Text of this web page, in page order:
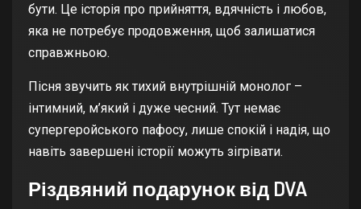
бути. Це історія про прийняття, вдячність і любов,
яка не потребує продовження, щоб залишатися
справжньою.
Пісня звучить як тихий внутрішній монолог –
інтимний, м’який і дуже чесний. Тут немає
супергеройського пафосу, лише спокій і надія, що
навіть завершені історії можуть зігрівати.
Різдвяний подарунок від DVA